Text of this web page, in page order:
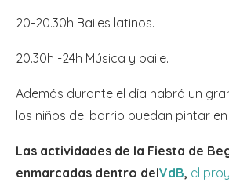
20-20.30h Bailes latinos.
20.30h -24h Música y baile.
Además durante el día habrá un
los niños del barrio puedan pintar en
Las actividades de la Fiesta de
enmarcadas dentro delVdB, el